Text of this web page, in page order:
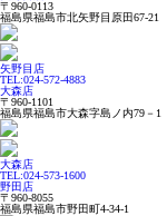
〒960-0113
福島県福島市北矢野目原田67-21
矢野目店
TEL:024-572-4883
大森店
〒960-1101
福島県福島市大森字島ノ内79－1
大森店
TEL:024-573-1600
野田店
〒960-8055
福島県福島市野田町4-34-1